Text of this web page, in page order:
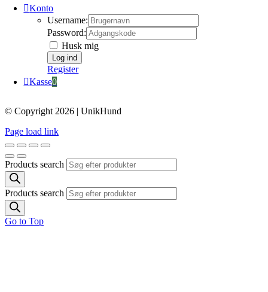
Konto
Username:
Password:
Husk mig
Register
Kasse0
© Copyright 2026 | UnikHund
Page load link
Products search
Products search
Go to Top